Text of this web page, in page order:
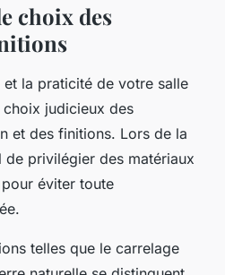
choix des
la praticité de votre salle
judicieux des
et des finitions. Lors de la
privilégier des matériaux
pour éviter toute
telles que le carrelage